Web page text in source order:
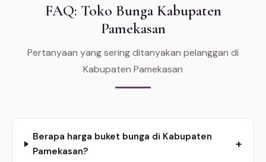
FAQ: Toko Bunga Kabupaten
Pamekasan
Pertanyaan yang sering ditanyakan pelanggan di
Kabupaten Pamekasan
Berapa harga buket bunga di Kabupaten
Pamekasan?
+